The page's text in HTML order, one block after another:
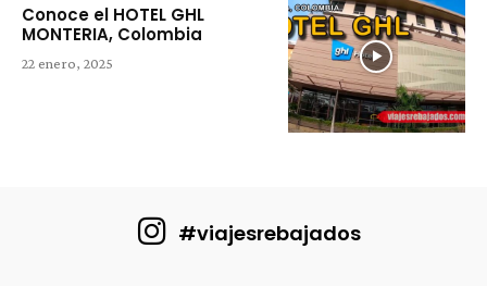
Conoce el HOTEL GHL
MONTERIA, Colombia
22 enero, 2025
#viajesrebajados